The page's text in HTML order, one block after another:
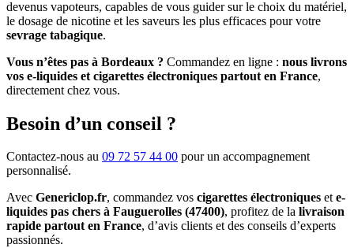
devenus vapoteurs, capables de vous guider sur le choix du matériel,
le dosage de nicotine et les saveurs les plus efficaces pour votre
sevrage tabagique.
Vous n’êtes pas à Bordeaux ? Commandez en ligne : nous livrons
vos e-liquides et cigarettes électroniques partout en France,
directement chez vous.
Besoin d’un conseil ?
Contactez-nous au 09 72 57 44 00 pour un accompagnement
personnalisé.
Avec Genericlop.fr, commandez vos cigarettes électroniques ete-
liquides pas chers à Fauguerolles (47400), profitez de la livraison
rapide partout en France, d’avis clients et des conseils d’experts
passionnés.